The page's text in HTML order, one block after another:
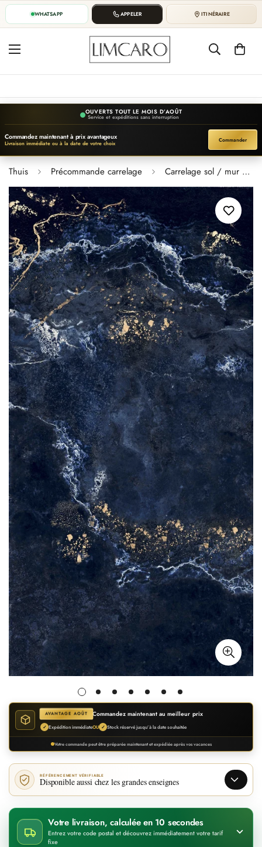
WHATSAPP APPELER ITINÉRAIRE
OUVERTS TOUT LE MOIS D’AOÛT
Service et expéditions sans interruption
Commandez maintenant à prix avantageux
Livraison immédiate ou à la date de votre choix Commander
Thuis Précommande carrelage Carrelage sol / mur effet marbre FORTUNA l.60X L.120 cm Brillant LIMCARO
AVANTAGE AOÛT Commandez maintenant au meilleur prix
✓ Expédition immédiateOU ✓ Stock réservé jusqu’à la date souhaitée
Votre commande peut être préparée maintenant et expédiée après vos vacances
RÉFÉRENCEMENT VÉRIFIABLE
Disponible aussi chez les grandes enseignes
Votre livraison, calculée en 10 secondes
Entrez votre code postal et découvrez immédiatement votre tarif
fixe